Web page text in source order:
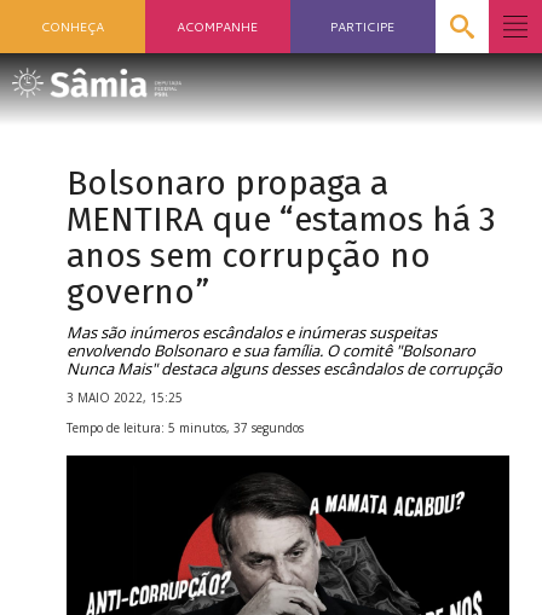
CONHEÇA ACOMPANHE PARTICIPE
Bolsonaro propaga a
MENTIRA que “estamos há 3
anos sem corrupção no
governo”
Mas são inúmeros escândalos e inúmeras suspeitas
envolvendo Bolsonaro e sua família. O comitê "Bolsonaro
Nunca Mais" destaca alguns desses escândalos de corrupção
3 MAIO 2022, 15:25
Tempo de leitura: 5 minutos, 37 segundos